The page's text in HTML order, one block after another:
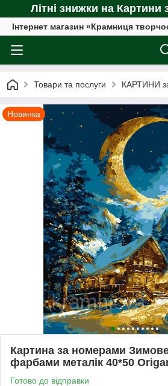
Літні знижки на Картини
Інтернет магазин «Крамниця
Товари та послуги КАРТИНИ
Новинка
Картина за номерами
фарбами металік 40*50
Готово до відправки